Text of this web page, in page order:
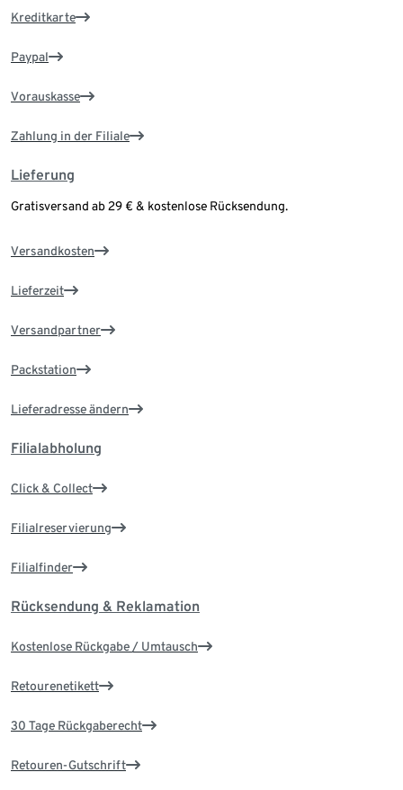
Kreditkarte
Paypal
Vorauskasse
Zahlung in der Filiale
Lieferung
Gratisversand ab 29 € & kostenlose Rücksendung.
Versandkosten
Lieferzeit
Versandpartner
Packstation
Lieferadresse ändern
Filialabholung
Click & Collect
Filialreservierung
Filialfinder
Rücksendung & Reklamation
Kostenlose Rückgabe / Umtausch
Retourenetikett
30 Tage Rückgaberecht
Retouren-Gutschrift